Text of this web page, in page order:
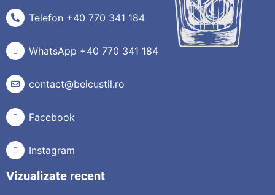
Telefon +40 770 341 184
WhatsApp +40 770 341 184
contact@beicustil.ro
Facebook
Instagram
Vizualizate recent